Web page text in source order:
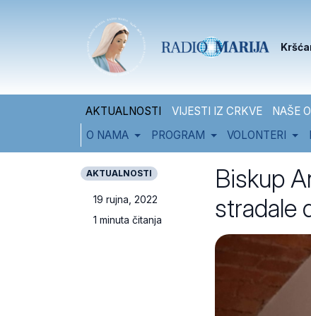
AKTUALNOSTI VIJESTI IZ CRKVE NAŠE
O NAMA
PROGRAM VOLONTERI
AKTUALNOSTI
19 rujna, 2022
1 minuta čitanja
Biskup
stradale